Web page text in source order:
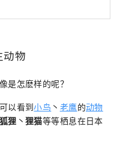
动物
怎麽样的呢？
以看到小鸟 丶 老鹰的动物
狐狸 丶狸猫等等栖息在日本